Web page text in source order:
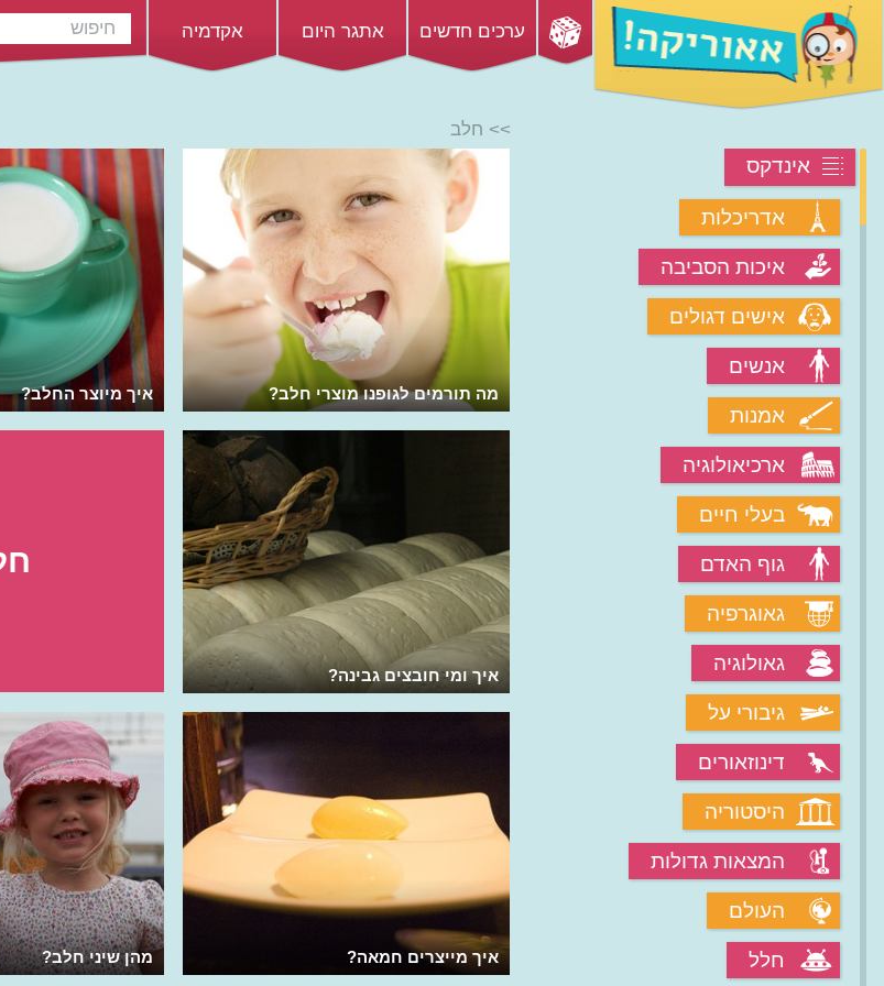
ערכים חדשים אתגר היום אקדמיה
אינדקס
אדריכלות
איכות הסביבה
אישים דגולים
אנשים
אמנות
ארכיאולוגיה
בעלי חיים
גוף האדם
גאוגרפיה
גאולוגיה
גיבורי על
דינוזאורים
היסטוריה
המצאות גדולות
העולם
חלל
>> חלב
איך מיוצר החלב? מה תורמים לגופנו מוצרי חלב?
איך ומי חובצים גבינה?
מהן שיני חלב? איך מייצרים חמאה?
מדוע יש לפרות ארבע קיבות?
מהם אלרגיה, אלרגנים וגורמי האלרגיה
הגדולים?
מהי פרה קדושה בהודו ואיך זה מתנהל?